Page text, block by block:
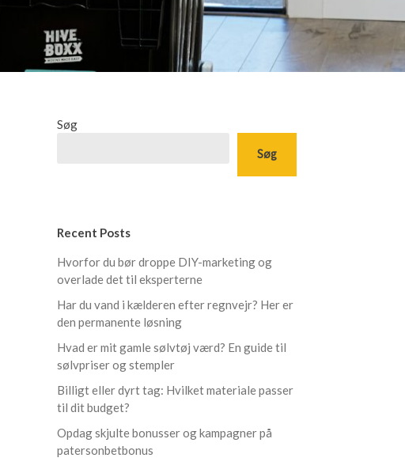
Søg
Søg
Recent Posts
Hvorfor du bør droppe DIY-marketing og
overlade det til eksperterne
Har du vand i kælderen efter regnvejr? Her er
den permanente løsning
Hvad er mit gamle sølvtøj værd? En guide til
sølvpriser og stempler
Billigt eller dyrt tag: Hvilket materiale passer
til dit budget?
Opdag skjulte bonusser og kampagner på
patersonbetbonus